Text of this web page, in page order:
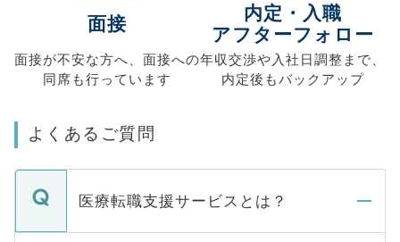
面接
面接が不安な方へ、 面接への
同席も行っています
内定・入職
アフターフォロー
年収交渉や入社日調整まで、
内定後もバックアップ
よくあるご質問
医療転職支援サービスとは？